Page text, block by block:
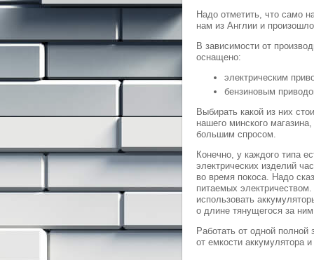
Надо отметить, что само
нам из Англии и
В зависимости от
оснащено:
электрическим
бензиновым
Выбирать какой из них
нашего минского
большим спросом.
Конечно, у каждого типа
электрических изделий
во время покоса. Надо
питаемых
использовать
о длине тянущегося за
Работать от одной
от емкости аккумулятора